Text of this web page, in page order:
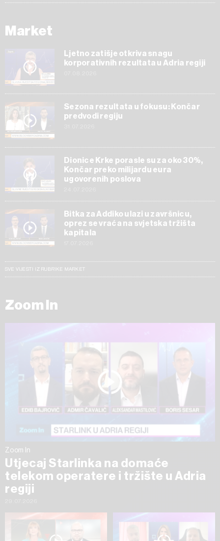
Market
Ljetno zatišje otkriva snagu
korporativnih rezultata u Adria regiji
Sezona rezultata u fokusu: Končar
predvodi regiju
Dionice Krke porasle su za oko 30%,
Končar preko milijardu eura
ugovorenih poslova
Bitka za Addiko ulazi u završnicu,
oprez se vraća na svjetska tržišta
kapitala
SVE VIJESTI IZ RUBRIKE MARKET
Zoom In
Zoom In
Utjecaj Starlinka na domaće
telekom operatere i tržište u Adria
regiji